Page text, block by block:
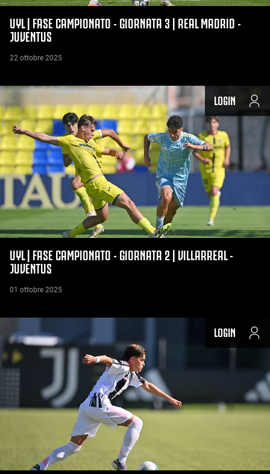
UYL | FASE CAMPIONATO - GIORNATA 3 | REAL MADRID -
JUVENTUS
22 ottobre 2025
LOGIN
UYL | FASE CAMPIONATO - GIORNATA 2 | VILLARREAL -
JUVENTUS
01 ottobre 2025
LOGIN